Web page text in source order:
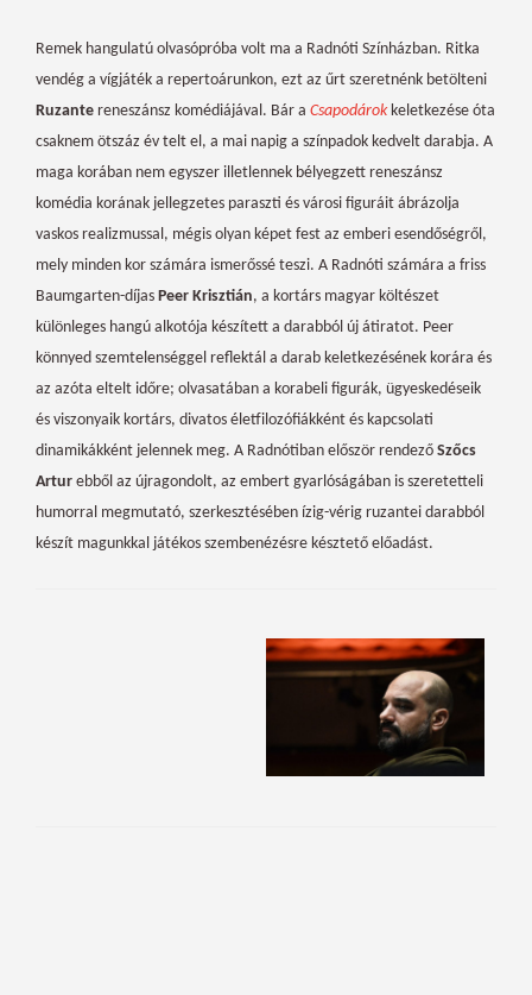
Remek hangulatú olvasópróba volt ma a Radnóti Színházban. Ritka
vendég a vígjáték a repertoárunkon, ezt az űrt szeretnénk betölteni
Ruzante reneszánsz komédiájával. Bár a Csapodárokkeletkezése óta
csaknem ötszáz év telt el, a mai napig a színpadok kedvelt darabja. A
maga korában nem egyszer illetlennek bélyegzett reneszánsz
komédia korának jellegzetes paraszti és városi figuráit ábrázolja
vaskos realizmussal, mégis olyan képet fest az emberi esendőségről,
mely minden kor számára ismerőssé teszi. A Radnóti számára a friss
Baumgarten-díjas Peer Krisztián, a kortárs magyar költészet
különleges hangú alkotója készített a darabból új átiratot. Peer
könnyed szemtelenséggel reflektál a darab keletkezésének korára és
az azóta eltelt időre; olvasatában a korabeli figurák, ügyeskedéseik
és viszonyaik kortárs, divatos életfilozófiákként és kapcsolati
dinamikákként jelennek meg. A Radnótiban először rendező Szőcs
Artur ebből az újragondolt, az embert gyarlóságában is szeretetteli
humorral megmutató, szerkesztésében ízig-vérig ruzantei darabból
készít magunkkal játékos szembenézésre késztető előadást.